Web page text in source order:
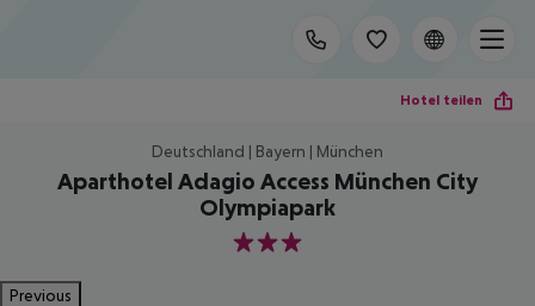
Hotel teilen
Deutschland | Bayern | München
Aparthotel Adagio Access München City
Olympiapark
3
Previous